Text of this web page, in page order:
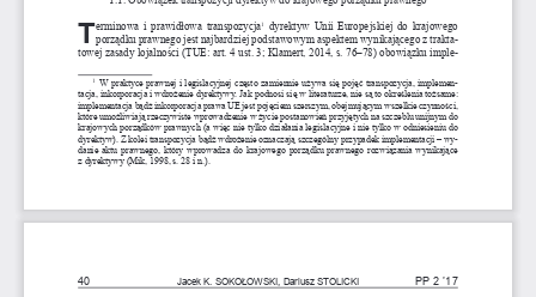
Terminowa i prawidłowa transpozycja1
dyrektyw Unii Europejskiej do krajowego
porządku prawnego jest najbardziej podstawowym aspektem wynikającego z trakta-
towej zasady lojalności (TUE: art. 4 ust. 3; Klamert, 2014, s. 76–78) obowiązku imple-
1
  W praktyce prawnej i legislacyjnej często zamiennie używa się pojęć transpozycja, implemen
-
tacja, inkorporacja i wdrożenie dyrektywy. Jak podnosi się w literaturze, nie są to określenia tożsame:
implementacja bądź inkorporacja prawa UE jest pojęciem szerszym, obejmującym wszelkie czynności,
które umożliwiają rzeczywiste wprowadzenie w życie postanowień przyjętych na szczeblu unijnym do
krajowych porządków prawnych (a więc nie tylko działania legislacyjne i nie tylko w odniesieniu do
dyrektyw). Z kolei transpozycja bądź wdrożenie oznaczają szczególny przypadek implementacji – wy-
danie aktu prawnego, który wprowadza do krajowego porządku prawnego rozwiązania wynikające
z dyrektywy (Mik, 1998, s. 28 i n.).
40 Jacek K. SOKOŁOWSKI, Dariusz STOLICKI PP 2 ’17